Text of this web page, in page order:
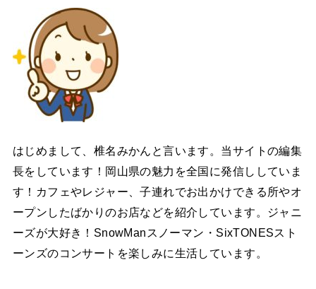
はじめまして、椎名みかんと言います。当サイトの編集
長をしています！岡山県の魅力を全国に発信ししていま
す！カフェやレジャー、子連れでお出かけできる所やオ
ープンしたばかりのお店などを紹介しています。ジャニ
ーズが大好き！SnowManスノーマン・SixTONESスト
ーンズのコンサートを楽しみに生活しています。